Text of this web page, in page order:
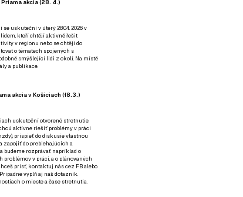
akcia (28. 4.)
uskuteční v úterý 28.04. 2026 v
lidem, kteří chtějí aktivně řešit
v regionu nebo se chtějí do
o tématech spojených s
smýšlející lidi z okolí. Na místě
a publikace.
akcia v Košiciach (18.3.)
uskutoční otvorené stretnutie.
aktívne riešiť problémy v práci
prispieť do diskusie vlastnou
zapojiť do prebiehajúcich a
budeme rozprávať napríklad o
v práci, a o plánovaných
prísť, kontaktuj nás cez FBalebo
vyplň aj náš dotazník.
o mieste a čase stretnutia.